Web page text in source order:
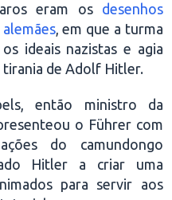
eram os desenhos
, em que a turma
ideais nazistas e agia
tirania de Adolf Hitler.
então ministro da
o Führer com
do camundongo
Hitler a criar uma
para servir aos